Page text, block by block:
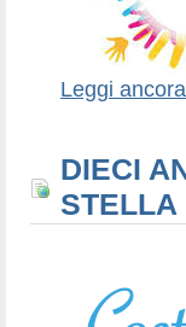
Leggi
DIECI
STELLA